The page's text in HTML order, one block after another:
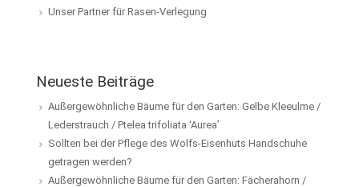
Unser Partner für Rasen-Verlegung
Neueste Beiträge
Außergewöhnliche Bäume für den Garten: Gelbe Kleeulme /
Lederstrauch / Ptelea trifoliata ‘Aurea’
Sollten bei der Pflege des Wolfs-Eisenhuts Handschuhe
getragen werden?
Außergewöhnliche Bäume für den Garten: Fächerahorn /